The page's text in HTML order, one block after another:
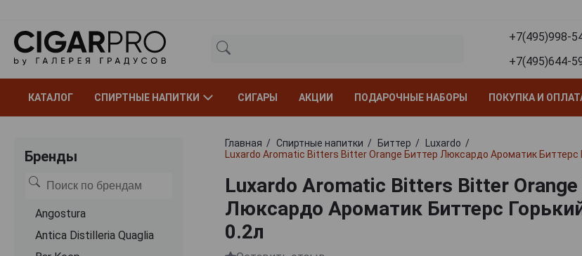
+7(495)998-
+7(495)644-
КАТАЛОГ СПИРТНЫЕ НАПИТКИ СИГАРЫ АКЦИИ ПОДАРОЧНЫЕ НАБОРЫ ПОКУПКА И
Бренды
Angostura
Antica Distilleria Quaglia
Главная Спиртные напитки Биттер
Luxardo
Luxardo Aromatic Bitters Bitter Orange Биттер Люксардо Ароматик Биттерс
Luxardo Aromatic Bitters Bitter Orange
Люксардо Ароматик Биттерс
0.2л